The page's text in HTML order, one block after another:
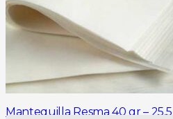
Mantequilla Resma 40 gr –